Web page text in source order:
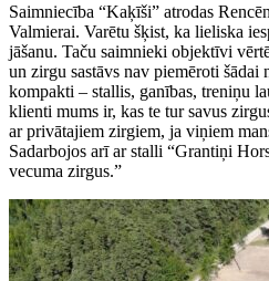
Saimniecība “Kaķīši” atrodas
Valmierai. Varētu šķist, ka lieliska
jāšanu. Taču saimnieki objektīvi
un zirgu sastāvs nav piemēroti šādai
kompakti – stallis, ganības, treniņu
klienti mums ir, kas te tur savus
ar privātajiem zirgiem, ja viņiem
Sadarbojos arī ar stalli “Grantiņi
vecuma zirgus.”